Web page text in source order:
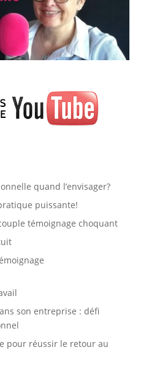
quand l’envisager?
puissante!
témoignage choquant
son entreprise : défi
pour réussir le retour au